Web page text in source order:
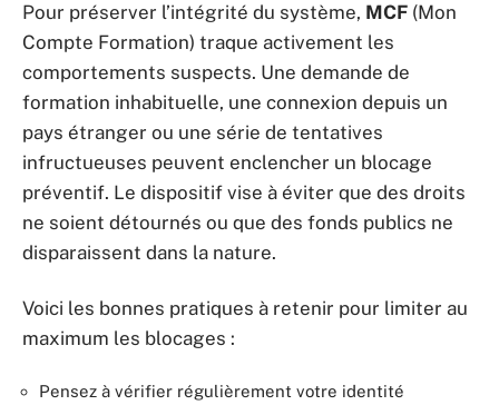
Pour préserver l’intégrité du système, MCF (Mon
Compte Formation) traque activement les
comportements suspects. Une demande de
formation inhabituelle, une connexion depuis un
pays étranger ou une série de tentatives
infructueuses peuvent enclencher un blocage
préventif. Le dispositif vise à éviter que des droits
ne soient détournés ou que des fonds publics ne
disparaissent dans la nature.
Voici les bonnes pratiques à retenir pour limiter au
maximum les blocages :
Pensez à vérifier régulièrement votre identité